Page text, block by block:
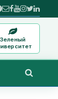
Зеленый